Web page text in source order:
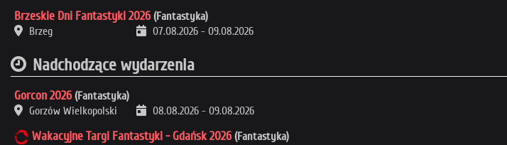
Brzeskie Dni Fantastyki 2026 (Fantastyka)
Brzeg
07.08.2026 - 09.08.2026
Nadchodzące wydarzenia
Gorcon 2026 (Fantastyka)
Gorzów Wielkopolski
08.08.2026 - 09.08.2026
Wakacyjne Targi Fantastyki - Gdańsk 2026 (Fantastyka)